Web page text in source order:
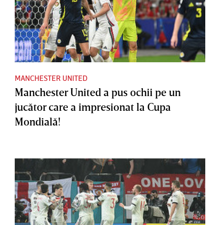
MANCHESTER UNITED
Manchester United a pus ochii pe un
jucător care a impresionat la Cupa
Mondială!